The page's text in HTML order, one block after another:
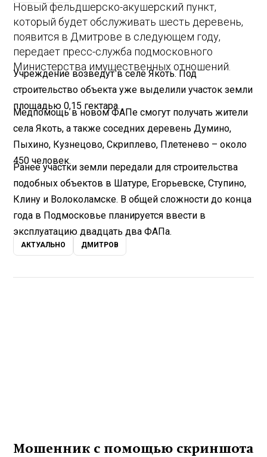
Новый фельдшерско-акушерский пункт,
который будет обслуживать шесть деревень,
появится в Дмитрове в следующем году,
передает пресс-служба подмосковного
Министерства имущественных отношений.
Учреждение возведут в селе Якоть. Под
строительство объекта уже выделили участок земли
площадью 0,15 гектара.
Медпомощь в новом ФАПе смогут получать жители
села Якоть, а также соседних деревень Думино,
Пыхино, Кузнецово, Скриплево, Плетенево – около
450 человек.
Ранее участки земли передали для строительства
подобных объектов в Шатуре, Егорьевске, Ступино,
Клину и Волоколамске. В общей сложности до конца
года в Подмосковье планируется ввести в
эксплуатацию двадцать два ФАПа.
АКТУАЛЬНО ДМИТРОВ
Мошенник с помощью скриншота